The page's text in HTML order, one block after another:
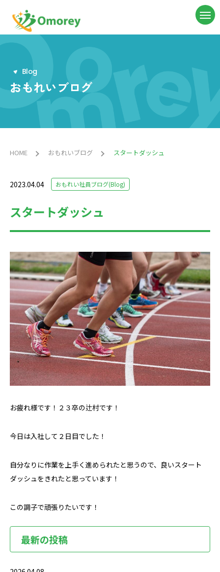
Blog
おもれいブログ
HOME おもれいブログ スタートダッシュ
2023.04.04 おもれい社員ブログ(Blog)
スタートダッシュ
お疲れ様です！２３卒の辻村です！
今日は入社して２日目でした！
自分なりに作業を上手く進められたと思うので、良いスタート
ダッシュをきれたと思っています！
この調子で頑張りたいです！
最新の投稿